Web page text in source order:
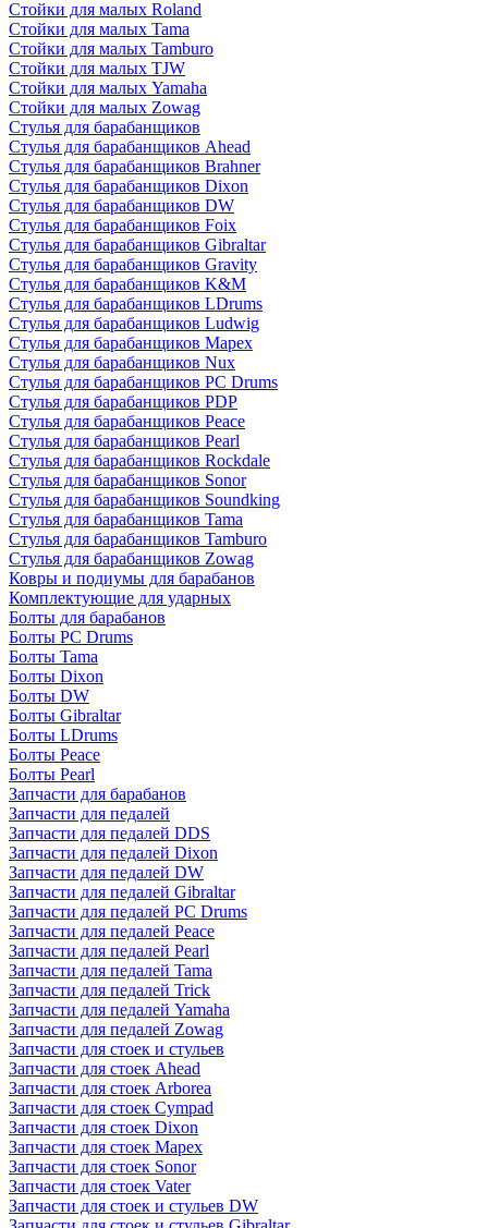
Стойки для малых Roland
Стойки для малых Tama
Стойки для малых Tamburo
Стойки для малых TJW
Стойки для малых Yamaha
Стойки для малых Zowag
Стулья для барабанщиков
Стулья для барабанщиков Ahead
Стулья для барабанщиков Brahner
Стулья для барабанщиков Dixon
Стулья для барабанщиков DW
Стулья для барабанщиков Foix
Стулья для барабанщиков Gibraltar
Стулья для барабанщиков Gravity
Стулья для барабанщиков K&M
Стулья для барабанщиков LDrums
Стулья для барабанщиков Ludwig
Стулья для барабанщиков Mapex
Стулья для барабанщиков Nux
Стулья для барабанщиков PC Drums
Стулья для барабанщиков PDP
Стулья для барабанщиков Peace
Стулья для барабанщиков Pearl
Стулья для барабанщиков Rockdale
Стулья для барабанщиков Sonor
Стулья для барабанщиков Soundking
Стулья для барабанщиков Tama
Стулья для барабанщиков Tamburo
Стулья для барабанщиков Zowag
Ковры и подиумы для барабанов
Комплектующие для ударных
Болты для барабанов
Болты PC Drums
Болты Tama
Болты Dixon
Болты DW
Болты Gibraltar
Болты LDrums
Болты Peace
Болты Pearl
Запчасти для барабанов
Запчасти для педалей
Запчасти для педалей DDS
Запчасти для педалей Dixon
Запчасти для педалей DW
Запчасти для педалей Gibraltar
Запчасти для педалей PC Drums
Запчасти для педалей Peace
Запчасти для педалей Pearl
Запчасти для педалей Tama
Запчасти для педалей Trick
Запчасти для педалей Yamaha
Запчасти для педалей Zowag
Запчасти для стоек и стульев
Запчасти для стоек Ahead
Запчасти для стоек Arborea
Запчасти для стоек Cympad
Запчасти для стоек Dixon
Запчасти для стоек Mapex
Запчасти для стоек Sonor
Запчасти для стоек Vater
Запчасти для стоек и стульев DW